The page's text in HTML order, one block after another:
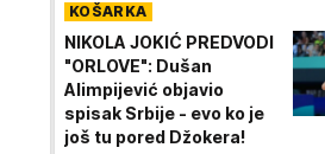
KOŠARKA
NIKOLA JOKIĆ PREDVODI
"ORLOVE": Dušan
Alimpijević objavio
spisak Srbije - evo ko je
još tu pored Džokera!